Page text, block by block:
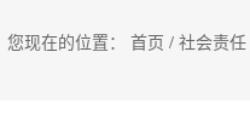
您现在的位置： 首页 / 社会责任